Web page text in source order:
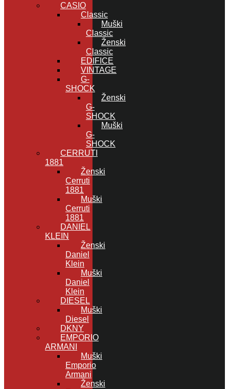
CASIO
Classic
Muški
Classic
Ženski
Classic
EDIFICE
VINTAGE
G-
SHOCK
Ženski
G-
SHOCK
Muški
G-
SHOCK
CERRUTI
1881
Ženski
Cerruti
1881
Muški
Cerruti
1881
DANIEL
KLEIN
Ženski
Daniel
Klein
Muški
Daniel
Klein
DIESEL
Muški
Diesel
DKNY
EMPORIO
ARMANI
Muški
Emporio
Armani
Ženski